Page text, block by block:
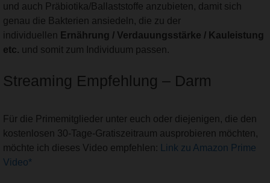
und auch Präbiotika/Ballaststoffe anzubieten, damit sich
genau die Bakterien ansiedeln, die zu der
individuellen Ernährung / Verdauungsstärke / Kauleistung
etc. und somit zum Individuum passen.
Streaming Empfehlung – Darm
Für die Primemitglieder unter euch oder diejenigen, die den
kostenlosen 30-Tage-Gratiszeitraum ausprobieren möchten,
möchte ich dieses Video empfehlen:
Link zu Amazon Prime
Video*